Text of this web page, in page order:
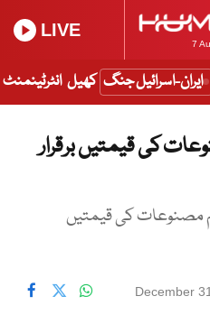
7
LIVE
ایران-اسرائیل جنگ کھیل انٹرٹینمنٹ
کی قیمتیں برقرار
مصنوعات کی قیمتیں
December